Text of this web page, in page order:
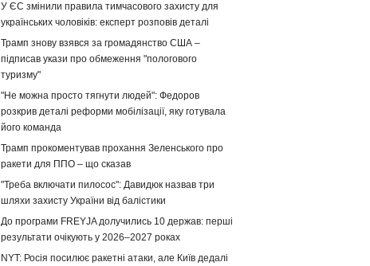
У ЄС змінили правила тимчасового захисту для
українських чоловіків: експерт розповів деталі
Трамп знову взявся за громадянство США –
підписав укази про обмеження "пологового
туризму"
"Не можна просто тягнути людей": Федоров
розкрив деталі реформи мобілізації, яку готувала
його команда
Трамп прокоментував прохання Зеленського про
ракети для ППО – що сказав
"Треба включати пилосос": Давидюк назвав три
шляхи захисту України від балістики
До програми FREYJA долучились 10 держав: перші
результати очікують у 2026–2027 роках
NYT: Росія посилює ракетні атаки, але Київ дедалі